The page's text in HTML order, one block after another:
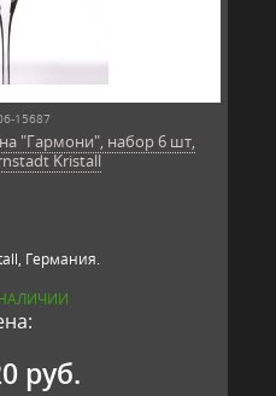
15687
"Гармони", набор 6 шт,
Kristall
Германия.
руб.